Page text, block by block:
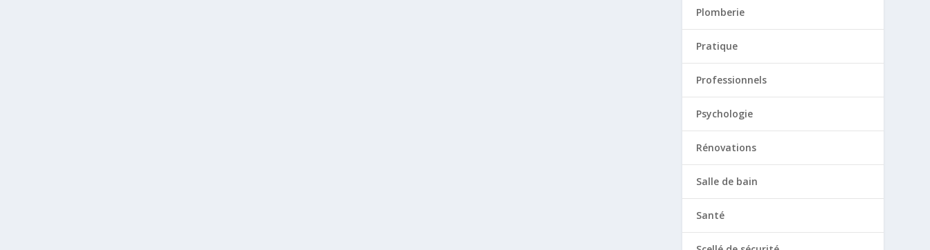
Plomberie
Pratique
Professionnels
Psychologie
Rénovations
Salle de bain
Santé